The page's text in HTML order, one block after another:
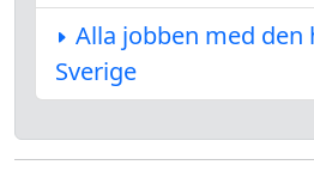
Alla jobben med den
Sverige